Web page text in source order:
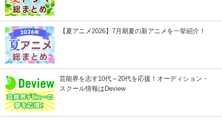
【夏アニメ2026】7月期夏の新アニメを一挙紹介！
芸能界を志す10代～20代を応援！オーディション・
スクール情報はDeview